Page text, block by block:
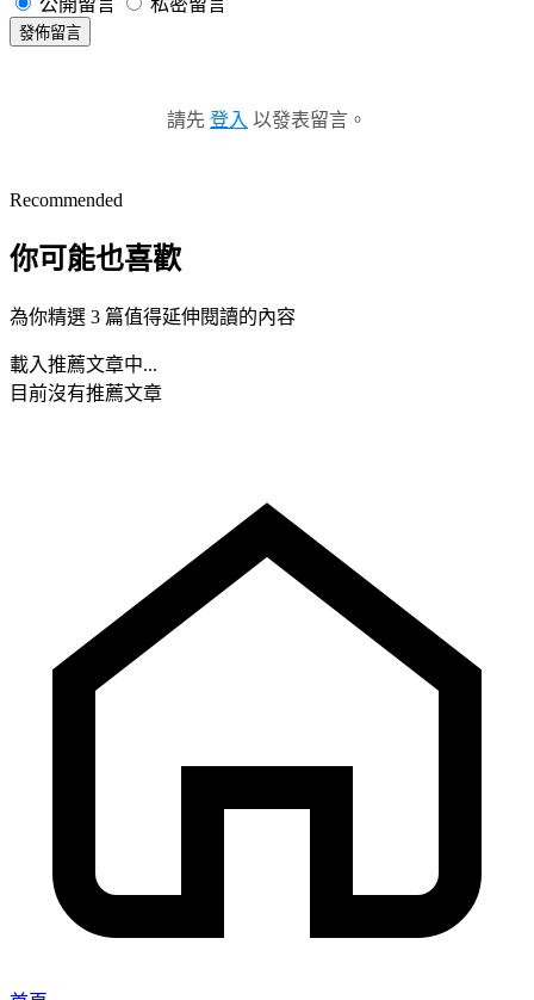
發佈留言
請先 登入 以發表留言。
Recommended
你可能也喜歡
為你精選 3 篇值得延伸閱讀的內容
載入推薦文章中...
目前沒有推薦文章